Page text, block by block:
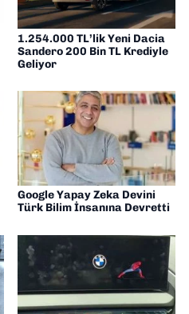
1.254.000 TL’lik Yeni Dacia
Sandero 200 Bin TL Krediyle
Geliyor
Google Yapay Zeka Devini
Türk Bilim İnsanına Devretti